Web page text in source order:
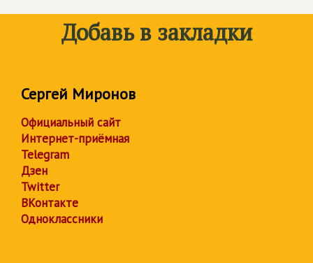
Добавь в закладки
Сергей Миронов
Официальный сайт
Интернет-приёмная
Telegram
Дзен
Twitter
ВКонтакте
Одноклассники